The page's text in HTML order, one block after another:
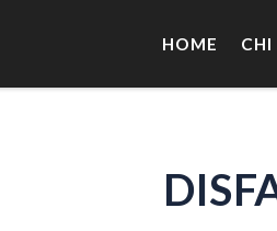
HOME CHI